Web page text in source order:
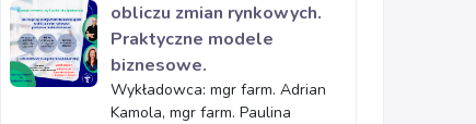
obliczu zmian rynkowych.
Praktyczne modele
biznesowe.
Wykładowca: mgr farm. Adrian
Kamola, mgr farm. Paulina